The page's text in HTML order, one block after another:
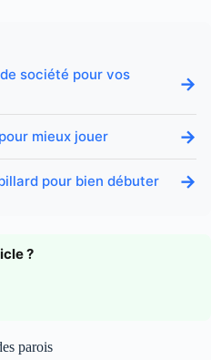
société pour vos
→
mieux jouer →
pour bien débuter →
?
parois